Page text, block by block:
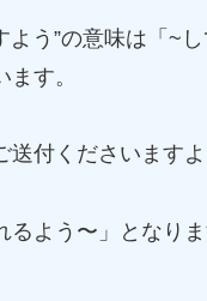
よう”の意味は「~
す。
送付くださいます
るよう〜」となりま